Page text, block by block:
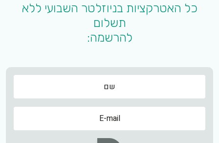
כל האטרקציות בניוזלטר השבועי ללא
תשלום
להרשמה:
שם
שם